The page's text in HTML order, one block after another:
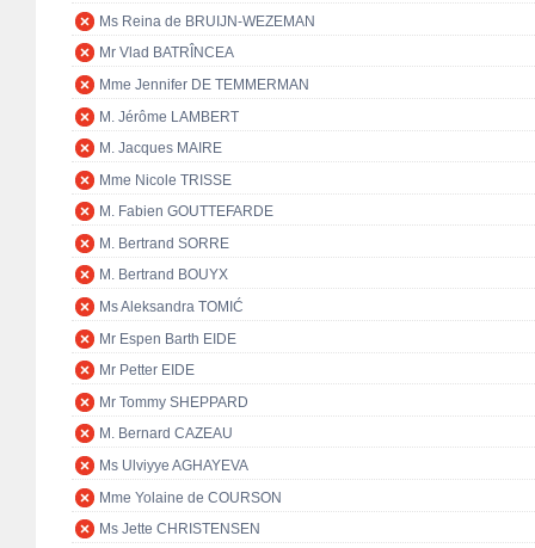
Ms Reina de BRUIJN-WEZEMAN
Mr Vlad BATRÎNCEA
Mme Jennifer DE TEMMERMAN
M. Jérôme LAMBERT
M. Jacques MAIRE
Mme Nicole TRISSE
M. Fabien GOUTTEFARDE
M. Bertrand SORRE
M. Bertrand BOUYX
Ms Aleksandra TOMIĆ
Mr Espen Barth EIDE
Mr Petter EIDE
Mr Tommy SHEPPARD
M. Bernard CAZEAU
Ms Ulviyye AGHAYEVA
Mme Yolaine de COURSON
Ms Jette CHRISTENSEN